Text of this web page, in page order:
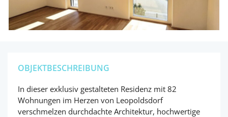
OBJEKTBESCHREIBUNG
In dieser exklusiv gestalteten Residenz mit 82
Wohnungen im Herzen von Leopoldsdorf
verschmelzen durchdachte Architektur, hochwertige